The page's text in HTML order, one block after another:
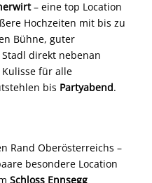
unterwegs
– eine top Location
Hochzeiten mit bis zu
Bühne, guter
für alle